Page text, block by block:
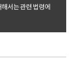
서는 관련 법령에